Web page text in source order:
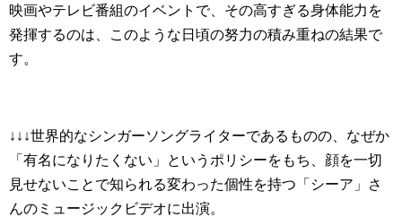
映画やテレビ番組のイベントで、その高すぎる身体能力を
発揮するのは、このような日頃の努力の積み重ねの結果で
す。
↓↓↓世界的なシンガーソングライターであるものの、なぜか
「有名になりたくない」というポリシーをもち、顔を一切
見せないことで知られる変わった個性を持つ「シーア」さ
んのミュージックビデオに出演。